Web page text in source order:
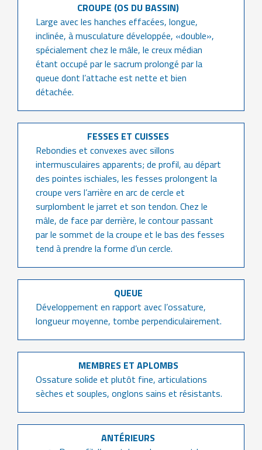
CROUPE (OS DU BASSIN)
Large avec les hanches effacées, longue,
inclinée, à musculature développée, «double»,
spécialement chez le mâle, le creux médian
étant occupé par le sacrum prolongé par la
queue dont l’attache est nette et bien
détachée.
FESSES ET CUISSES
Rebondies et convexes avec sillons
intermusculaires apparents; de profil, au départ
des pointes ischiales, les fesses prolongent la
croupe vers l’arrière en arc de cercle et
surplombent le jarret et son tendon. Chez le
mâle, de face par derrière, le contour passant
par le sommet de la croupe et le bas des fesses
tend à prendre la forme d’un cercle.
QUEUE
Développement en rapport avec l’ossature,
longueur moyenne, tombe perpendiculairement.
MEMBRES ET APLOMBS
Ossature solide et plutôt fine, articulations
sèches et souples, onglons sains et résistants.
ANTÉRIEURS